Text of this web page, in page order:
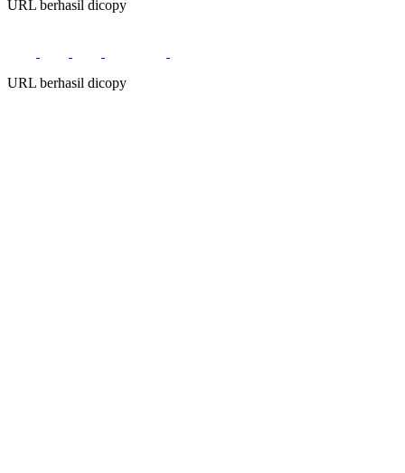
URL berhasil dicopy
URL berhasil dicopy